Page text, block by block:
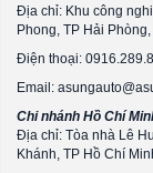
Địa chỉ: Khu công
Phong, TP Hải
Điện thoại:
Email:
Chi nhánh Hồ Chí
Địa chỉ: Tòa nhà Lê
Khánh, TP Hồ Chí